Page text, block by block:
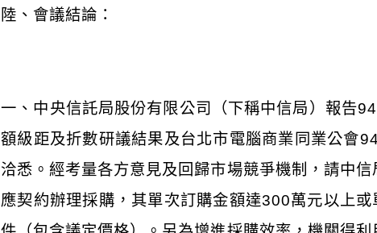
陸、會議結論：
一、中央信託局股份有限公司（下稱中信局）報告
額級距及折數研議結果及台北市電腦商業同業公會
洽悉。經考量各方意見及回歸市場競爭機制，請中
應契約辦理採購，其單次訂購金額達300萬元以上